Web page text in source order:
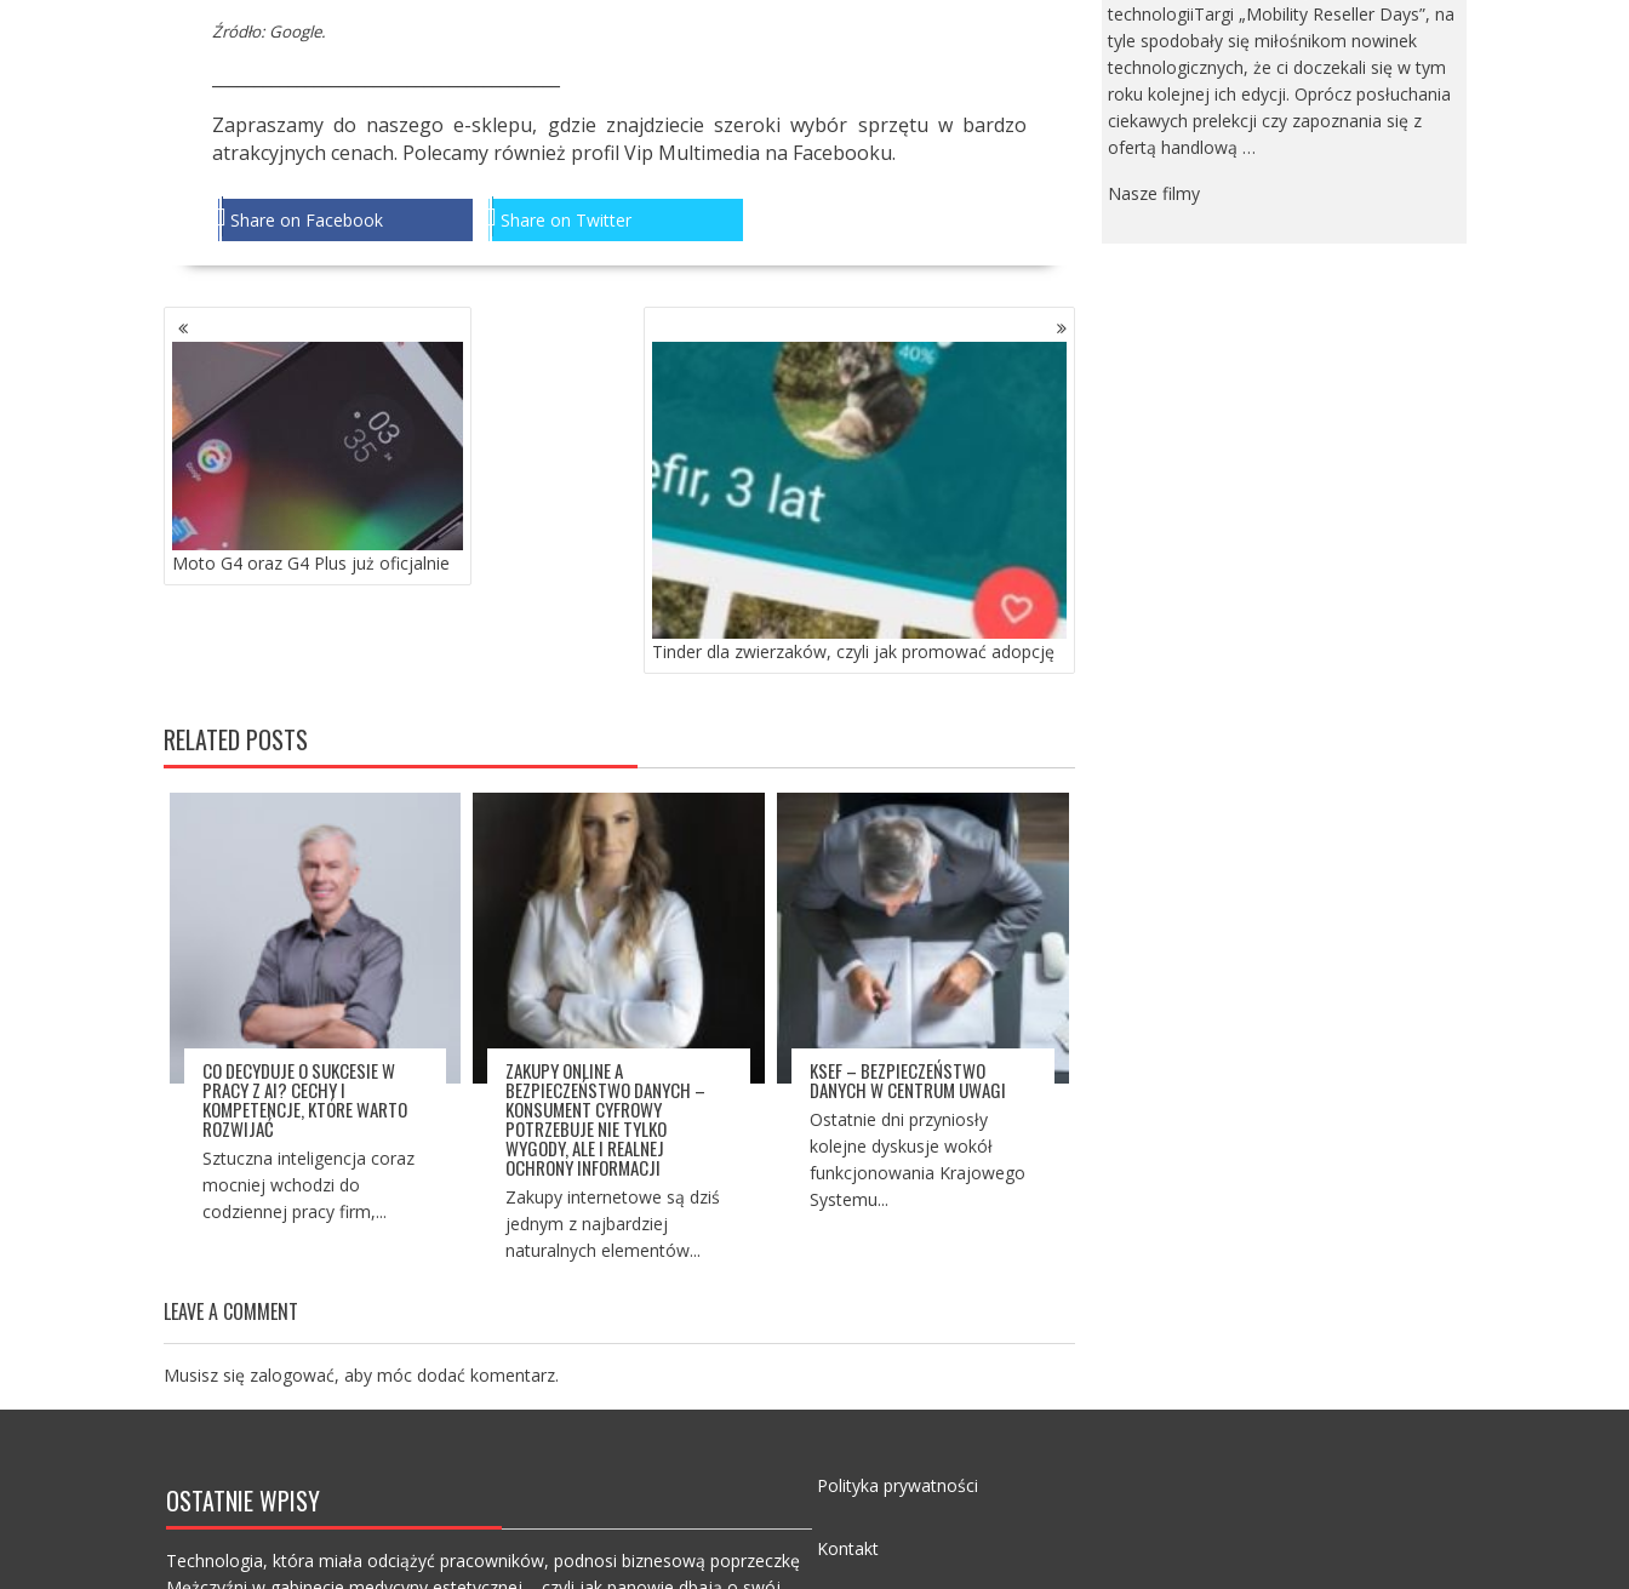
Źródło: Google.
Zapraszamy do naszego e-sklepu, gdzie znajdziecie szeroki wybór sprzętu w bardzo
atrakcyjnych cenach. Polecamy również profil Vip Multimedia na Facebooku.
Share on Facebook Share on Twitter
NAWIGACJA
PO
WPISACH
Moto G4 oraz G4 Plus już oficjalnie
Tinder dla zwierzaków, czyli jak promować adopcję
RELATED POSTS
CO DECYDUJE O SUKCESIE W
PRACY Z AI? CECHY I
KOMPETENCJE, KTÓRE WARTO
ROZWIJAĆ
Sztuczna inteligencja coraz
mocniej wchodzi do
codziennej pracy firm,...
ZAKUPY ONLINE A
BEZPIECZEŃSTWO DANYCH –
KONSUMENT CYFROWY
POTRZEBUJE NIE TYLKO
WYGODY, ALE I REALNEJ
OCHRONY INFORMACJI
Zakupy internetowe są dziś
jednym z najbardziej
naturalnych elementów...
KSEF – BEZPIECZEŃSTWO
DANYCH W CENTRUM UWAGI
Ostatnie dni przyniosły
kolejne dyskusje wokół
funkcjonowania Krajowego
Systemu...
LEAVE A COMMENT
Musisz się zalogować, aby móc dodać komentarz.
technologiiTargi „Mobility Reseller Days”, na
tyle spodobały się miłośnikom nowinek
technologicznych, że ci doczekali się w tym
roku kolejnej ich edycji. Oprócz posłuchania
ciekawych prelekcji czy zapoznania się z
ofertą handlową …
Nasze filmy
OSTATNIE WPISY
Technologia, która miała odciążyć pracowników, podnosi biznesową poprzeczkę
Polityka prywatności
Kontakt